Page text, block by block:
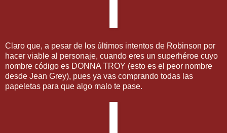
Claro que, a pesar de los últimos intentos de Robinson por
hacer viable al personaje, cuando eres un superhéroe cuyo
nombre código es DONNA TROY (esto es el peor nombre
desde Jean Grey), pues ya vas comprando todas las
papeletas para que algo malo te pase.